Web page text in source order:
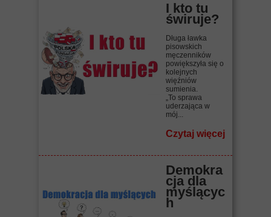
I kto tu
świruje?
Długa ławka
pisowskich
męczenników
powiększyła się o
kolejnych
więźniów
sumienia.
„To sprawa
uderzająca w
mój...
Czytaj więcej
Demokra
cja dla
myślącyc
h